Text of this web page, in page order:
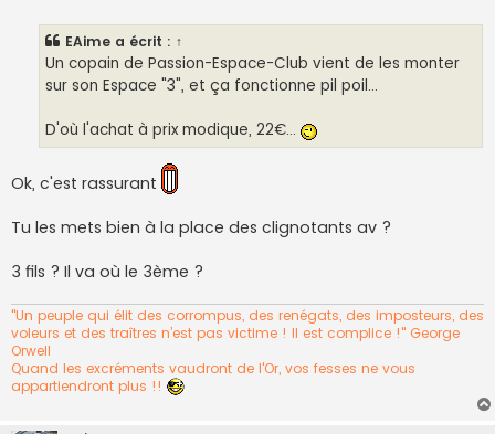
EAime a écrit : ↑
Un copain de Passion-Espace-Club vient de les monter
sur son Espace "3", et ça fonctionne pil poil...
D'où l'achat à prix modique, 22€...
Ok, c'est rassurant
Tu les mets bien à la place des clignotants av ?
3 fils ? Il va où le 3ème ?
"Un peuple qui élit des corrompus, des renégats, des imposteurs, des
voleurs et des traîtres n’est pas victime ! Il est complice !" George
Orwell
Quand les excréments vaudront de l'Or, vos fesses ne vous
appartiendront plus !!